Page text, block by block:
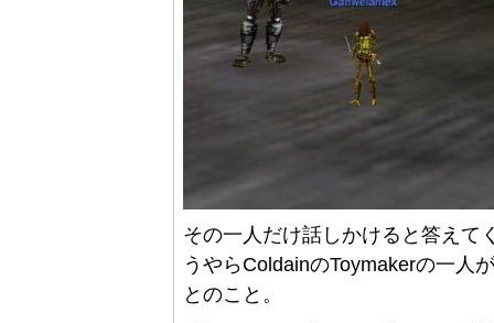
その一人だけ話しかけると答えて
うやらColdainのToymakerの一人
とのこと。